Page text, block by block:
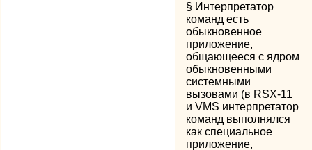
§ Интерпретатор
команд есть
обыкновенное
приложение,
общающееся с ядром
обыкновенными
системными
вызовами (в RSX-11
и VMS интерпретатор
команд выполнялся
как специальное
приложение,